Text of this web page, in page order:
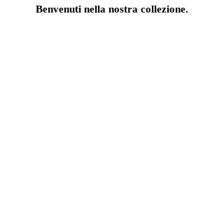
Benvenuti nella nostra collezione.